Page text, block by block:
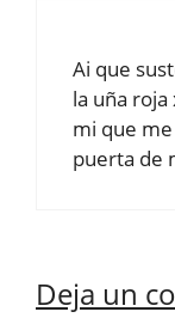
Ai que
la uña
mi que
puerta de
Deja un